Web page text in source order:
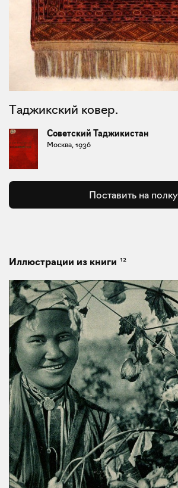
Таджикский ковер.
Советский Таджикистан
Москва, 1936
Поставить на полку
Иллюстрации из книги 12